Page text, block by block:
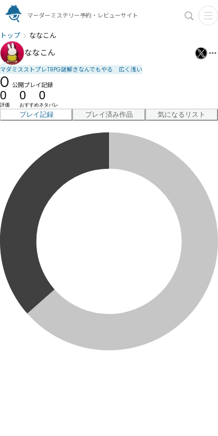
マーダーミステリー予約・レビューサイト
トップ ななこん
ななこん
マダミスストプレTRPG謎解きなんでもやる 広く浅い
0 公開プレイ記録
0
評価
0
おすすめ
0
ネタバレ
プレイ記録 プレイ済み作品 気になるリスト